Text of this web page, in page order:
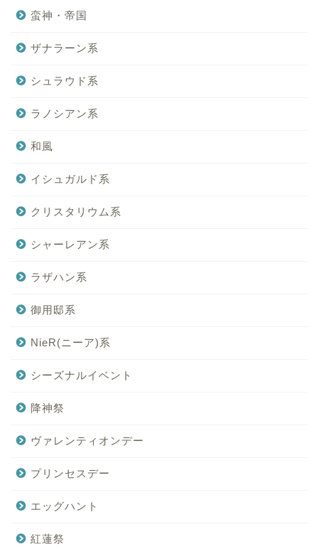
蛮神・帝国
ザナラーン系
シュラウド系
ラノシアン系
和風
イシュガルド系
クリスタリウム系
シャーレアン系
ラザハン系
御用邸系
NieR(ニーア)系
シーズナルイベント
降神祭
ヴァレンティオンデー
プリンセスデー
エッグハント
紅蓮祭